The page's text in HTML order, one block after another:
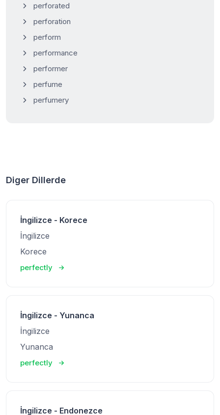
perforated
perforation
perform
performance
performer
perfume
perfumery
Diger Dillerde
İngilizce - Korece
İngilizce
Korece
perfectly
İngilizce - Yunanca
İngilizce
Yunanca
perfectly
İngilizce - Endonezce